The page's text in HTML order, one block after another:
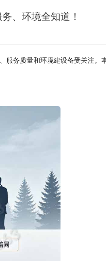
、环境全知道！
务质量和环境建设备受关注。